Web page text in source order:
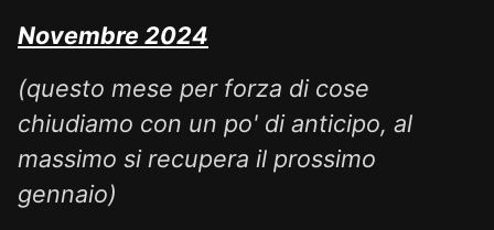
Novembre 2024
(questo mese per forza di cose
chiudiamo con un po' di anticipo, al
massimo si recupera il prossimo
gennaio)